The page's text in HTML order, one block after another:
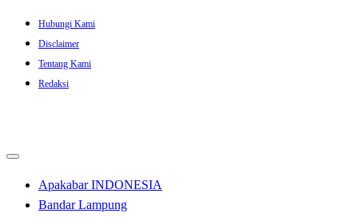
Skip
content
Hubungi Kami
Disclaimer
Tentang Kami
Redaksi
Apakabar INDONESIA
Bandar Lampung